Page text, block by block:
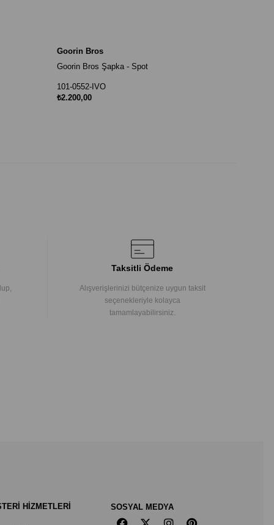
Goorin Bros
Goorin Bros Şapka - Spot
101-0552-IVO
₺2.200,00
Taksitli Ödeme
Alışverişlerinizi bütçenize uygun taksit
seçenekleriyle kolayca
tamamlayabilirsiniz.
HİZMETLERİ SOSYAL MEDYA